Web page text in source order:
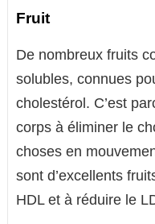
Fruit
De nombreux fruits
solubles, connues
cholestérol. C’est
corps à éliminer le
choses en
sont d’excellents
HDL et à réduire le